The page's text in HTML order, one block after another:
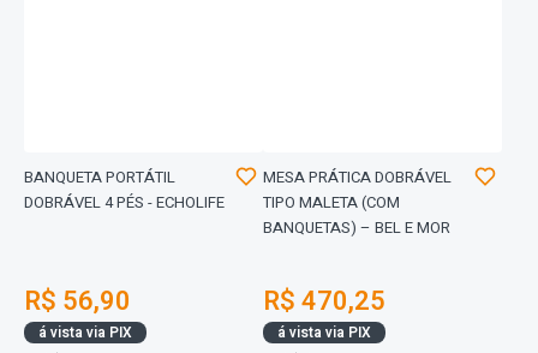
BANQUETA PORTÁTIL
DOBRÁVEL 4 PÉS - ECHOLIFE
R$ 56,90
á vista via PIX
MESA PRÁTICA DOBRÁVEL
TIPO MALETA (COM
BANQUETAS) – BEL E MOR
R$ 470,25
á vista via PIX